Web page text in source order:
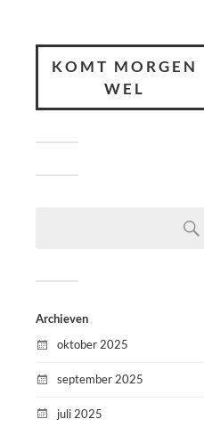
KOMT MORGEN
WEL
Archieven
oktober 2025
september 2025
juli 2025